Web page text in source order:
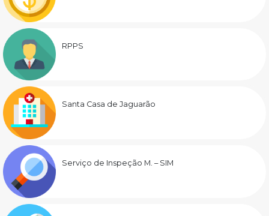
RPPS
Santa Casa de Jaguarão
Serviço de Inspeção M. – SIM